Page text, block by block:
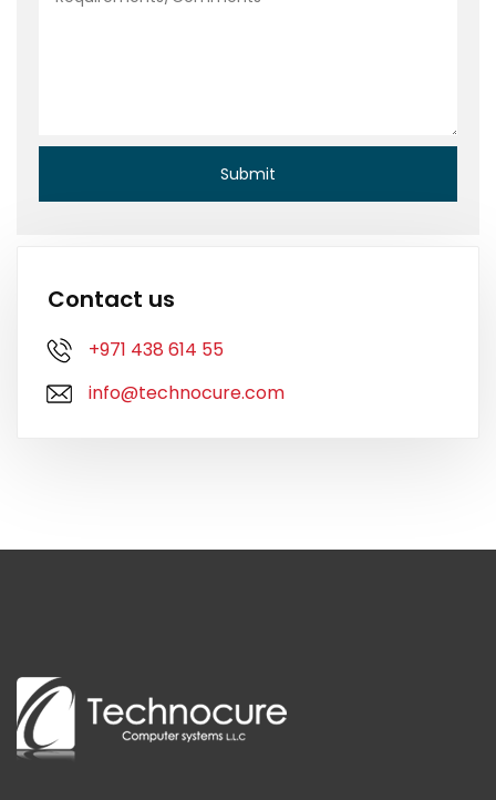
Contact us
+971 438 614 55
info@technocure.com